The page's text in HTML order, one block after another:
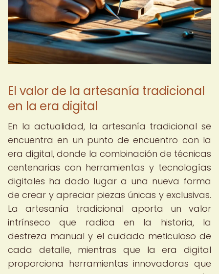
El valor de la artesanía tradicional
en la era digital
En la actualidad, la artesanía tradicional se
encuentra en un punto de encuentro con la
era digital, donde la combinación de técnicas
centenarias con herramientas y tecnologías
digitales ha dado lugar a una nueva forma
de crear y apreciar piezas únicas y exclusivas.
La artesanía tradicional aporta un valor
intrínseco que radica en la historia, la
destreza manual y el cuidado meticuloso de
cada detalle, mientras que la era digital
proporciona herramientas innovadoras que